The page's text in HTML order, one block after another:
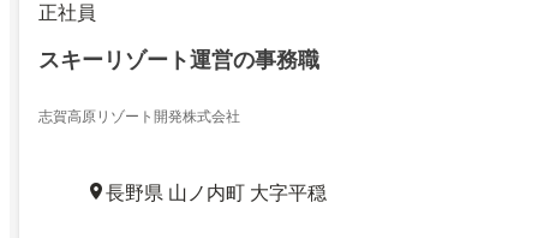
正社員
スキーリゾート運営の事務職
志賀高原リゾート開発株式会社
長野県 山ノ内町 大字平穏